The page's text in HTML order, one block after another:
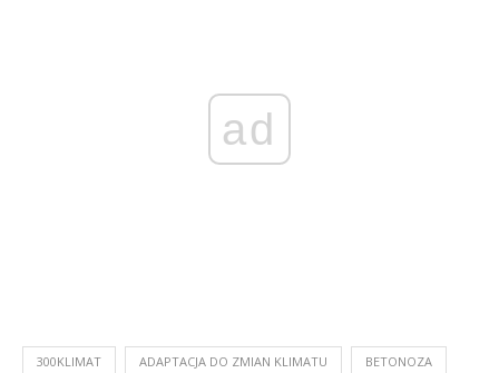
ad
300KLIMAT ADAPTACJA DO ZMIAN KLIMATU BETONOZA